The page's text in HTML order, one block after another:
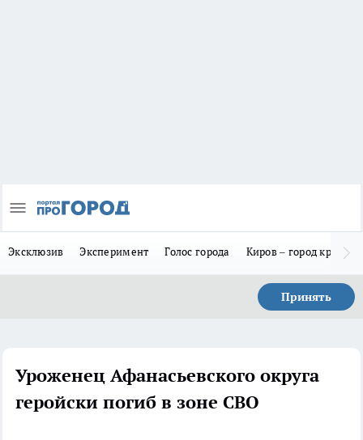
Эксклюзив Эксперимент Голос города Киров – город
Принять
Уроженец Афанасьевского округа
геройски погиб в зоне СВО